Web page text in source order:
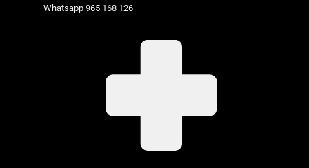
Whatsapp 965 168 126